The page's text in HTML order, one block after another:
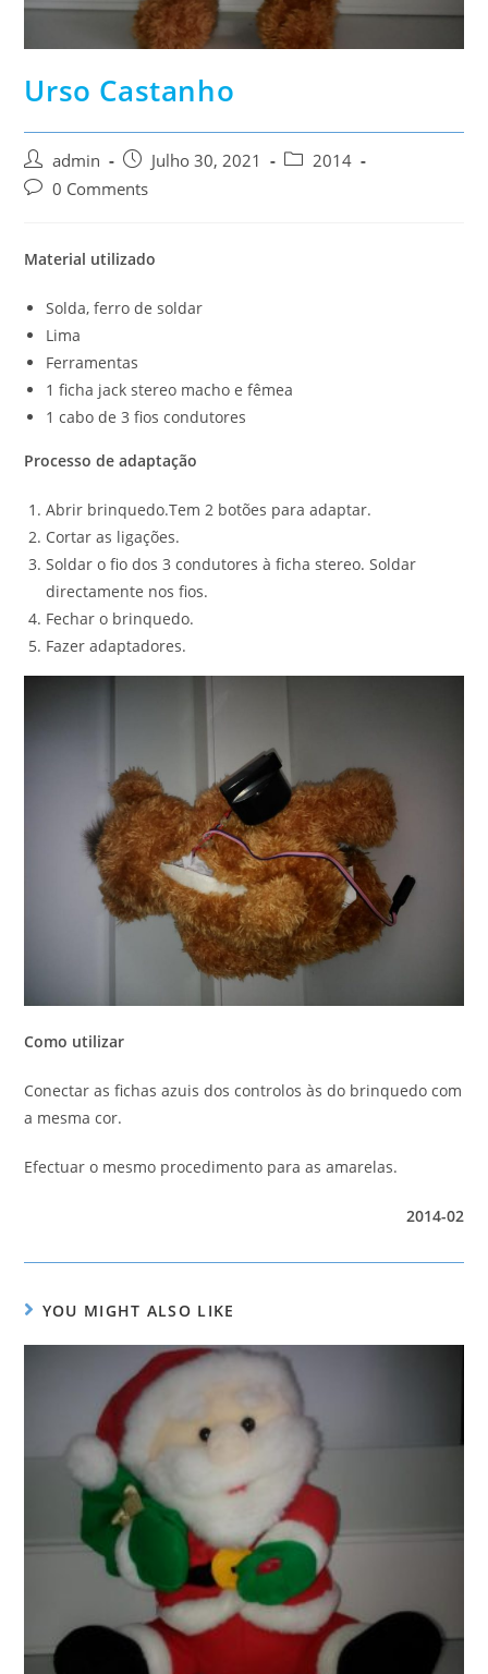
Urso Castanho
Post
author:
admin
Post
published:
Julho 30, 2021
Post2014
Post0 Comments
Material utilizado
Solda, ferro de soldar
Lima
Ferramentas
1 ficha jack stereo macho e fêmea
1 cabo de 3 fios condutores
Processo de adaptação
Abrir brinquedo.Tem 2 botões para adaptar.
Cortar as ligações.
Soldar o fio dos 3 condutores à ficha stereo. Soldar
directamente nos fios.
Fechar o brinquedo.
Fazer adaptadores.
Como utilizar
Conectar as fichas azuis dos controlos às do brinquedo com
a mesma cor.
Efectuar o mesmo procedimento para as amarelas.
2014-02
YOU MIGHT ALSO LIKE